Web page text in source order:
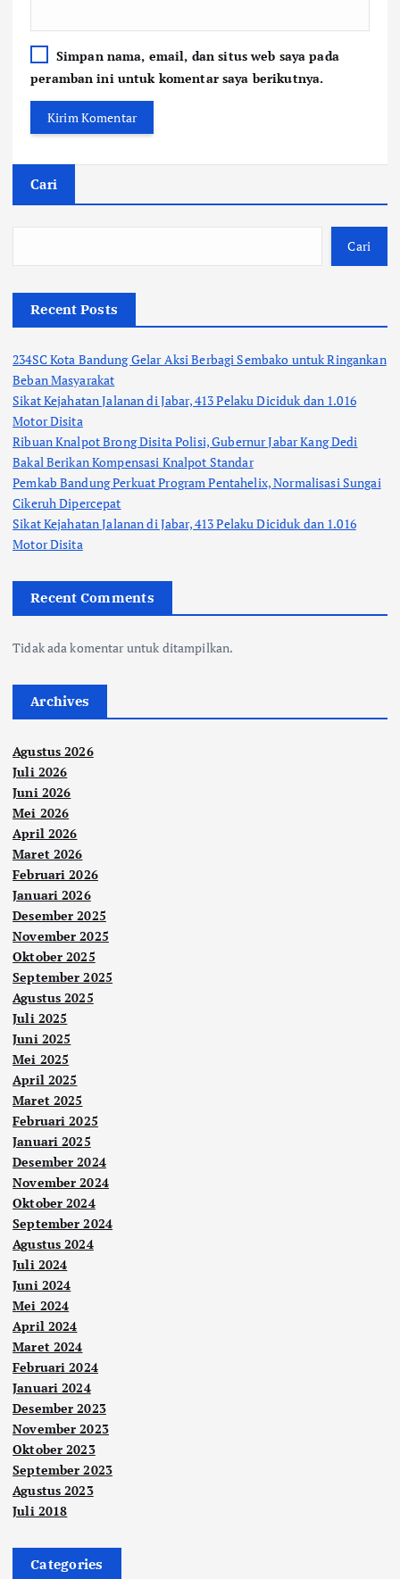
Simpan nama, email, dan situs web saya pada
peramban ini untuk komentar saya berikutnya.
Cari
Cari
Recent Posts
234SC Kota Bandung Gelar Aksi Berbagi Sembako untuk Ringankan
Beban Masyarakat
Sikat Kejahatan Jalanan di Jabar, 413 Pelaku Diciduk dan 1.016
Motor Disita
Ribuan Knalpot Brong Disita Polisi, Gubernur Jabar Kang Dedi
Bakal Berikan Kompensasi Knalpot Standar
Pemkab Bandung Perkuat Program Pentahelix, Normalisasi Sungai
Cikeruh Dipercepat
Sikat Kejahatan Jalanan di Jabar, 413 Pelaku Diciduk dan 1.016
Motor Disita
Recent Comments
Tidak ada komentar untuk ditampilkan.
Archives
Agustus 2026
Juli 2026
Juni 2026
Mei 2026
April 2026
Maret 2026
Februari 2026
Januari 2026
Desember 2025
November 2025
Oktober 2025
September 2025
Agustus 2025
Juli 2025
Juni 2025
Mei 2025
April 2025
Maret 2025
Februari 2025
Januari 2025
Desember 2024
November 2024
Oktober 2024
September 2024
Agustus 2024
Juli 2024
Juni 2024
Mei 2024
April 2024
Maret 2024
Februari 2024
Januari 2024
Desember 2023
November 2023
Oktober 2023
September 2023
Agustus 2023
Juli 2018
Categories